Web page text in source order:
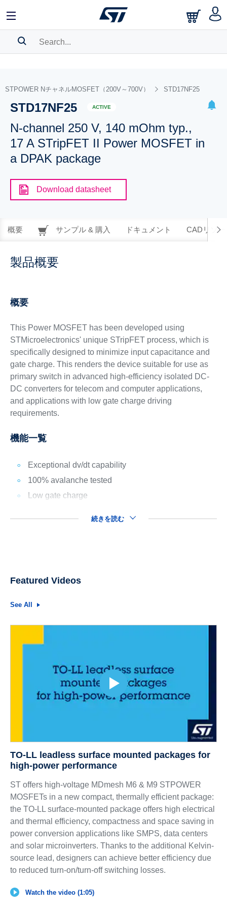
BOOKMARK
Pleaselog into show your saved searches.
STPOWER NチャネルMOSFET（200V～700V） STD17NF25
STD17NF25 ACTIVE
N-channel 250 V, 140 mOhm typ.,
17 A STripFET II Power MOSFET in
a DPAK package
Download datasheet
概要 サンプル & 購入 ドキュメント CADリソー
製品概要
概要
This Power MOSFET has been developed using
STMicroelectronics' unique STripFET process, which is
specifically designed to minimize input capacitance and
gate charge. This renders the device suitable for use as
primary switch in advanced high-efficiency isolated DC-
DC converters for telecom and computer applications,
and applications with low gate charge driving
requirements.
機能一覧
Exceptional dv/dt capability
100% avalanche tested
Low gate charge
続きを読む
Featured Videos
See All
TO-LL leadless surface mounted packages for
high-power performance
ST offers high-voltage MDmesh M6 & M9 STPOWER
MOSFETs in a new compact, thermally efficient package:
the TO-LL surface-mounted package offers high electrical
and thermal efficiency, compactness and space saving in
power conversion applications like SMPS, data centers
and solar microinverters. Thanks to the additional Kelvin-
source lead, designers can achieve better efficiency due
to reduced turn-on/turn-off switching losses.
Watch the video (1:05)